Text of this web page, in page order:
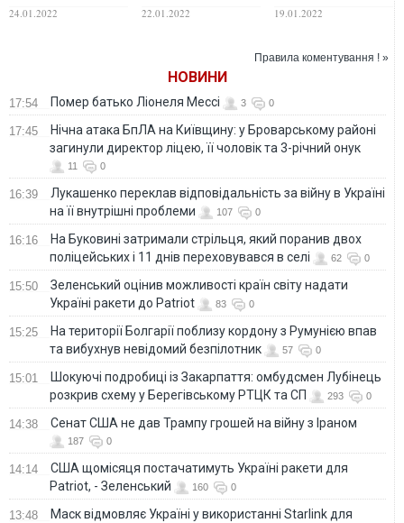
новых мутаций
24.01.2022
штаммом Омикрон
22.01.2022
Комаровский
штамм
19.01.2022
Правила коментування ! »
НОВИНИ
17:54 Помер батько Ліонеля Мессі 3 0
17:45
Нічна атака БпЛА на Київщину: у Броварському районі
загинули директор ліцею, її чоловік та 3-річний онук
11 0
16:39
Лукашенко переклав відповідальність за війну в Україні
на її внутрішні проблеми
107 0
16:16
На Буковині затримали стрільця, який поранив двох
поліцейських і 11 днів переховувався в селі
62 0
15:50
Зеленський оцінив можливості країн світу надати
Україні ракети до Patriot
83 0
15:25
На території Болгарії поблизу кордону з Румунією впав
та вибухнув невідомий безпілотник
57 0
15:01
Шокуючі подробиці із Закарпаття: омбудсмен Лубінець
розкрив схему у Берегівському РТЦК та СП
293 0
14:38 Сенат США не дав Трампу грошей на війну з Іраном
187 0
14:14
США щомісяця постачатимуть Україні ракети для
Patriot, - Зеленський
160 0
13:48
Маск відмовляє Україні у використанні Starlink для